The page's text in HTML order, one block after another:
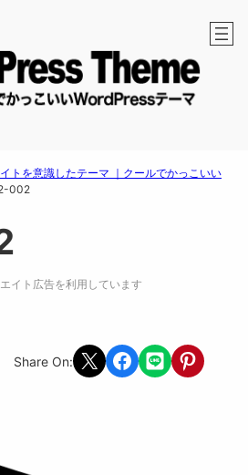
トを意識したテーマ ｜クールでかっこいい
002
イト広告を利用しています
Share On: Share on X Share on Facebook
Share on LINEShare on